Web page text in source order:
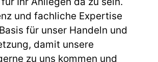
und fachliche Expertise
für unser Handeln und
damit unsere
zu uns kommen und